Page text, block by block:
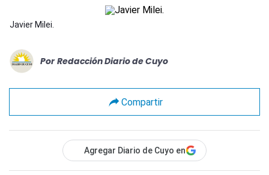
Javier Milei.
Por Redacción Diario de Cuyo
Compartir
Agregar Diario de Cuyo en